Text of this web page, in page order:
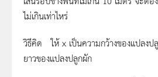
ไม่เกินเท่าไหร่
วิธีคิด ให้ x เป็นความกว้างของแปลง
ยาวของแปลงปลูกผัก